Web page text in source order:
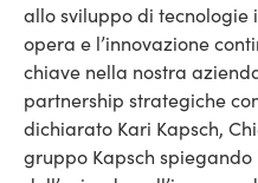
allo sviluppo di tecnologie
opera e l’innovazione
chiave nella nostra
partnership strategiche
dichiarato Kari Kapsch,
gruppo Kapsch